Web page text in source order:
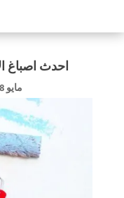
احدث اصباغ
مايو 18, 2023